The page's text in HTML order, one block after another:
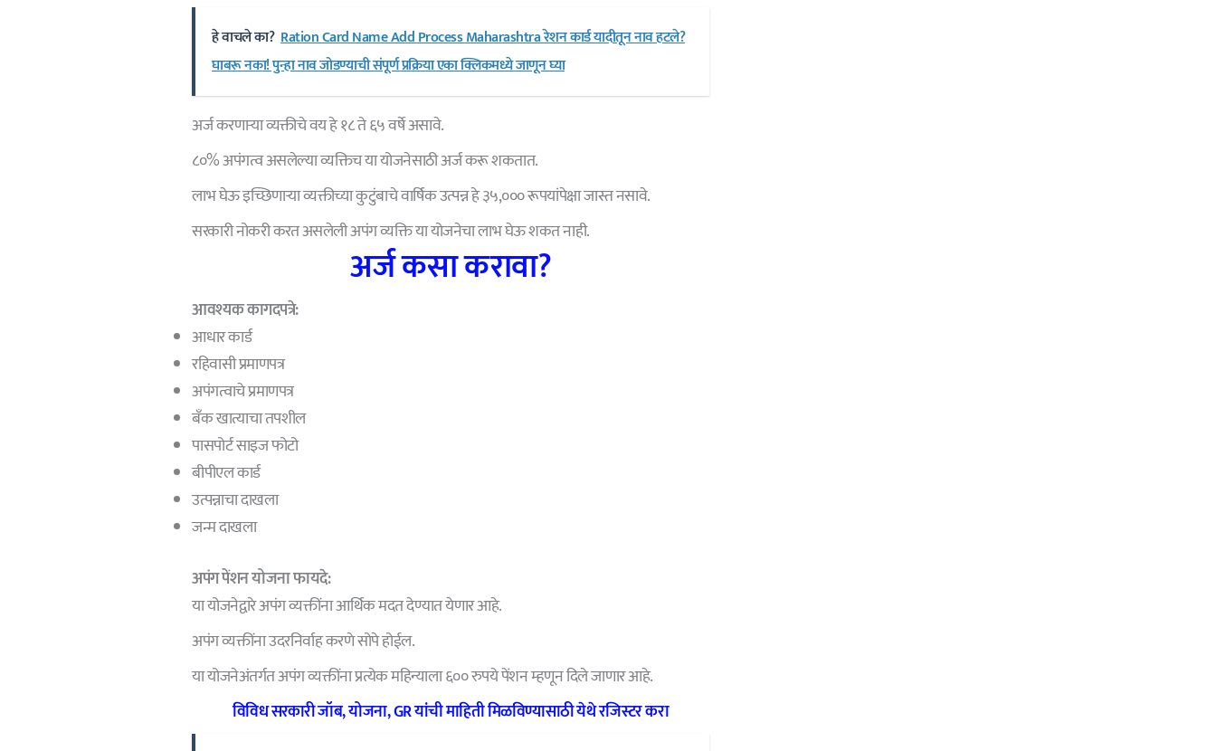
हे वाचले का? Ration Card Name Add Process Maharashtra रेशन कार्ड यादीतून नाव हटले?
घाबरू नका! पुन्हा नाव जोडण्याची संपूर्ण प्रक्रिया एका क्लिकमध्ये जाणून घ्या
अर्ज करणाऱ्या व्यक्तीचे वय हे १८ ते ६५ वर्षे असावे.
८०% अपंगत्व असलेल्या व्यक्तिच या योजनेसाठी अर्ज करू शकतात.
लाभ घेऊ इच्छिणाऱ्या व्यक्तीच्या कुटुंबाचे वार्षिक उत्पन्न हे ३५,००० रूपयांपेक्षा जास्त नसावे.
सरकारी नोकरी करत असलेली अपंग व्यक्ति या योजनेचा लाभ घेऊ शकत नाही.
अर्ज कसा करावा?
आवश्यक कागदपत्रे:
आधार कार्ड
रहिवासी प्रमाणपत्र
अपंगत्वाचे प्रमाणपत्र
बँक खात्याचा तपशील
पासपोर्ट साइज फोटो
बीपीएल कार्ड
उत्पन्नाचा दाखला
जन्म दाखला
अपंग पेंशन योजना फायदे:
या योजनेद्वारे अपंग व्यक्तींना आर्थिक मदत देण्यात येणार आहे.
अपंग व्यक्तींना उदरनिर्वाह करणे सोपे होईल.
या योजनेअंतर्गत अपंग व्यक्तींना प्रत्येक महिन्याला ६०० रुपये पेंशन म्हणून दिले जाणार आहे.
विविध सरकारी जॉब,योजना, GRयांची माहिती मिळविण्यासाठी येथे रजिस्टर करा